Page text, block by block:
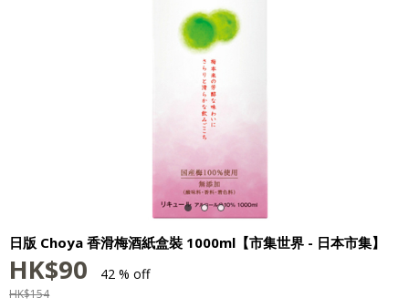
日版 Choya 香滑梅酒紙盒裝 1000ml【市集世界 - 日本市集】
HK$90 42 % off
HK$154